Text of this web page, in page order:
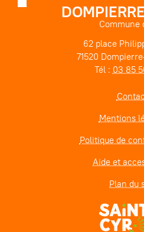
Commune
62 place
71520
Tél : 03 85
Mentions
Politique de
Aide et
Plan du